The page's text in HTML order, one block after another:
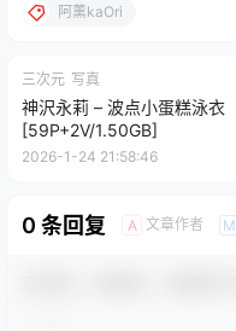
阿薰kaOri
三次元 写真
神沢永莉 – 波点小蛋糕泳衣
[59P+2V/1.50GB]
2026-1-24 21:58:46
0 条回复 A 文章作者 M